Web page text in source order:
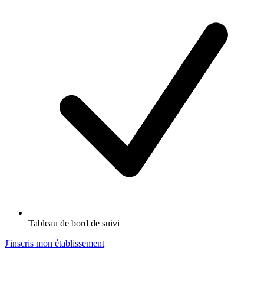
Tableau de bord de suivi
J'inscris mon établissement